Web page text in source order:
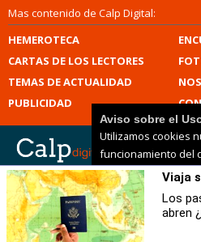
Mas contenido de Calp Digital:
HEMEROTECA
CARTAS DE LOS LECTORES
TEMAS DE ACTUALIDAD
PUBLICIDAD
Calp Digital |Términos de uso
|Mapa del sitio
© 2026 | Todos los derechos
Viaja
Los
abren
Aviso sobre el
Utilizamos cookies
funcionamiento del
lista de cookies y
nuestra Política de
Aceptar